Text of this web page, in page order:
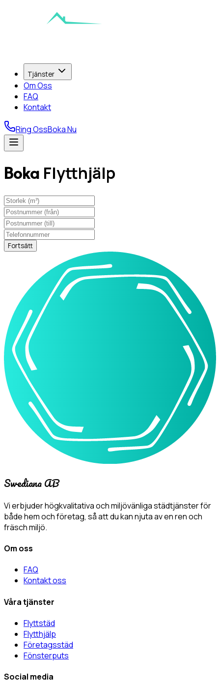
Tjänster
Om Oss
FAQ
Kontakt
Ring OssBoka Nu
Boka Flytthjälp
Fortsätt
Swediana AB
Vi erbjuder högkvalitativa och miljövänliga städtjänster för
både hem och företag, så att du kan njuta av en ren och
fräsch miljö.
Om oss
FAQ
Kontakt oss
Våra tjänster
Flyttstäd
Flytthjälp
Företagsstäd
Fönsterputs
Social media